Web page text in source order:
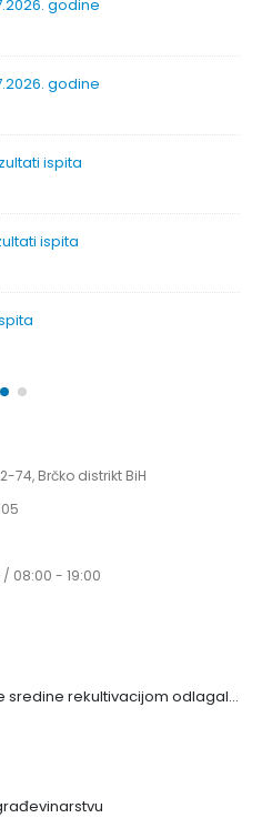
godine
godine
ispita
ispita
74, Brčko distrikt BiH
/ 08:00 - 19:00
Zaštita životne sredine rekultivacijom odlagališta